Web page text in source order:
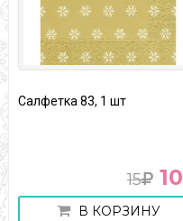
Салфетка 83, 1 шт
15 10
В КОРЗИНУ